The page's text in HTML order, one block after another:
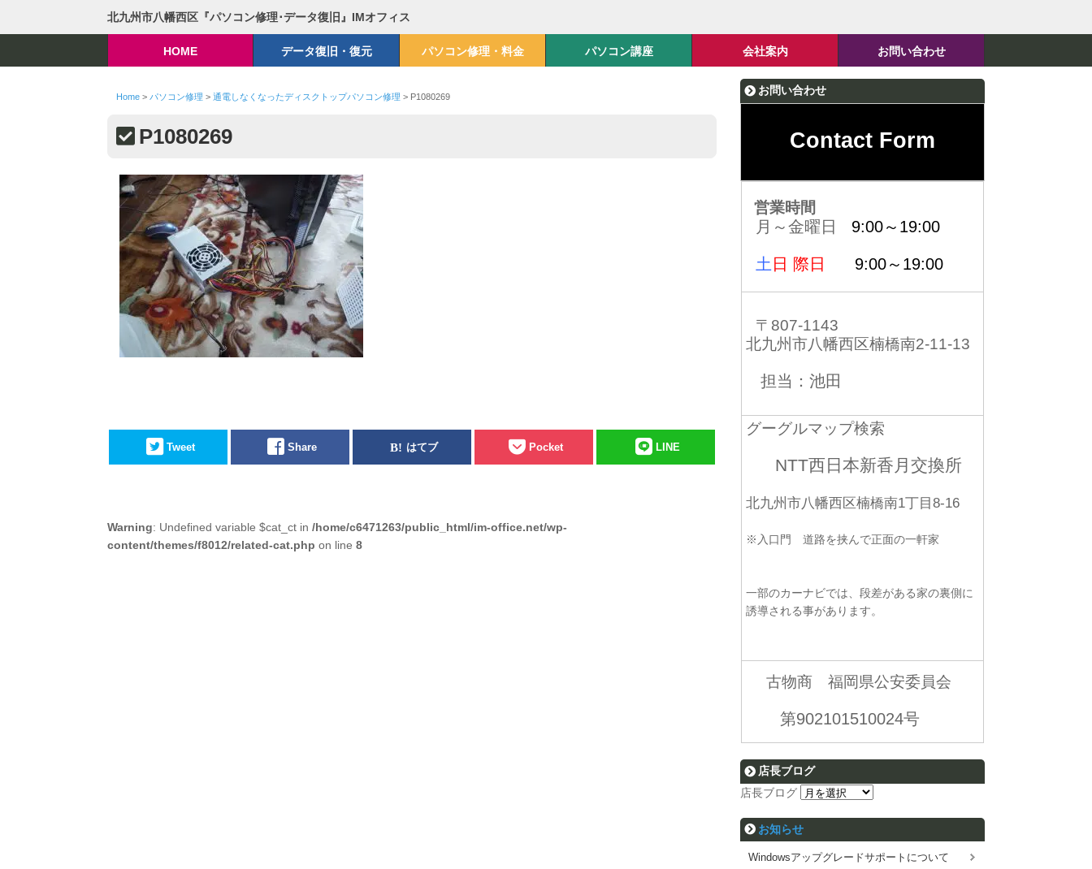
北九州市八幡西区『パソコン修理･データ復旧』IMオフィス
HOME データ復旧・復元 パソコン修理・料金 パソコン講座 会社案内 お問い合わせ
Home> パソコン修理 > 通電しなくなったディスクトップパソコン修理 > P1080269
P1080269
Tweet Share はてブ Pocket LINE
Warning: Undefined variable $cat_ct in /home/c6471263/public_html/im-office.net/wp-
content/themes/f8012/related-cat.php on line 8
お問い合わせ
Contact Form
営業時間
月～金曜日 9:00～19:00
土 日 際日 9:00～19:00
〒807-1143
北九州市八幡西区楠橋南2-11-13
担当：池田
グーグルマップ検索
NTT西日本新香月交換所
北九州市八幡西区楠橋南1丁目8-16
※入口門 道路を挟んで正面の一軒家
一部のカーナビでは、段差がある家の裏側に
誘導される事があります。
古物商 福岡県公安委員会
第902101510024号
店長ブログ
店長ブログ
お知らせ
Windowsアップグレードサポートについて